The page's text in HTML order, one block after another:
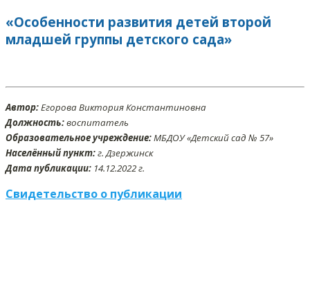
«Особенности развития детей второй
младшей группы детского сада»
Автор:Егорова Виктория Константиновна
Должность:воспитатель
Образовательное учреждение:МБДОУ «Детский сад № 57»
Населённый пункт:г. Дзержинск
Дата публикации: 14.12.2022 г.
Свидетельство о публикации